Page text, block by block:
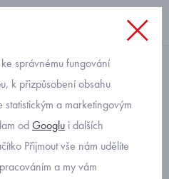
modrá s
3159-82
správnému fungování
k přizpůsobení obsahu
a marketingovým
odGooglu i dalších
Přijmout vše nám udělíte
a my vám